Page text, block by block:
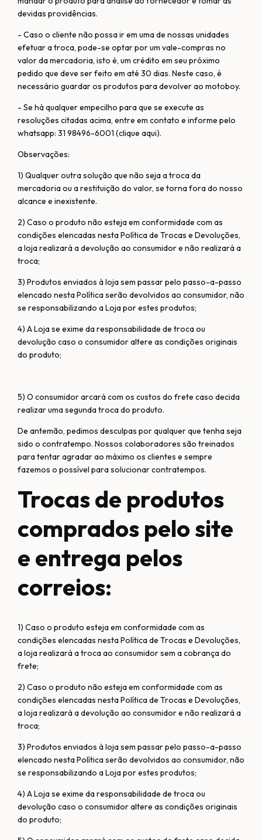
devidas providências.
- Caso o cliente não possa ir em uma de nossas unidades
efetuar a troca, pode-se optar por um vale-compras no
valor da mercadoria, isto é, um crédito em seu próximo
pedido que deve ser feito em até 30 dias. Neste caso, é
necessário guardar os produtos para devolver ao motoboy.
- Se há qualquer empecilho para que se execute as
resoluções citadas acima, entre em contato e informe pelo
whatsapp: 31 98496-6001 (clique aqui).
Observações:
1) Qualquer outra solução que não seja a troca da
mercadoria ou a restituição do valor, se torna fora do nosso
alcance e inexistente.
2) Caso o produto não esteja em conformidade com as
condições elencadas nesta Política de Trocas e Devoluções,
a loja realizará a devolução ao consumidor e não realizará a
troca;
3) Produtos enviados à loja sem passar pelo passo-a-passo
elencado nesta Política serão devolvidos ao consumidor, não
se responsabilizando a Loja por estes produtos;
4) A Loja se exime da responsabilidade de troca ou
devolução caso o consumidor altere as condições originais
do produto;
5) O consumidor arcará com os custos do frete caso decida
realizar uma segunda troca do produto.
De antemão, pedimos desculpas por qualquer que tenha seja
sido o contratempo. Nossos colaboradores são treinados
para tentar agradar ao máximo os clientes e sempre
fazemos o possível para solucionar contratempos.
Trocas de produtos
comprados pelo site
e entrega pelos
correios:
1) Caso o produto esteja em conformidade com as
condições elencadas nesta Política de Trocas e Devoluções,
a loja realizará a troca ao consumidor sem a cobrança do
frete;
2) Caso o produto não esteja em conformidade com as
condições elencadas nesta Política de Trocas e Devoluções,
a loja realizará a devolução ao consumidor e não realizará a
troca;
3) Produtos enviados à loja sem passar pelo passo-a-passo
elencado nesta Política serão devolvidos ao consumidor, não
se responsabilizando a Loja por estes produtos;
4) A Loja se exime da responsabilidade de troca ou
devolução caso o consumidor altere as condições originais
do produto;